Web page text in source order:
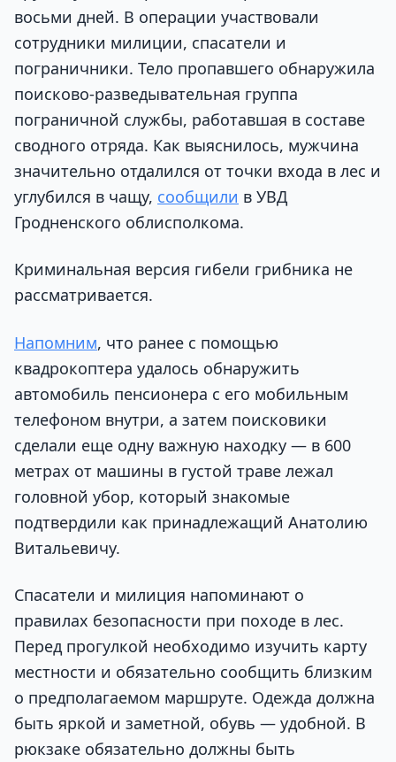
восьми дней. В операции участвовали
сотрудники милиции, спасатели и
пограничники. Тело пропавшего обнаружила
поисково-разведывательная группа
пограничной службы, работавшая в составе
сводного отряда. Как выяснилось, мужчина
значительно отдалился от точки входа в лес и
углубился в чащу, сообщили в УВД
Гродненского облисполкома.
Криминальная версия гибели грибника не
рассматривается.
Напомним, что ранее с помощью
квадрокоптера удалось обнаружить
автомобиль пенсионера с его мобильным
телефоном внутри, а затем поисковики
сделали еще одну важную находку — в 600
метрах от машины в густой траве лежал
головной убор, который знакомые
подтвердили как принадлежащий Анатолию
Витальевичу.
Спасатели и милиция напоминают о
правилах безопасности при походе в лес.
Перед прогулкой необходимо изучить карту
местности и обязательно сообщить близким
о предполагаемом маршруте. Одежда должна
быть яркой и заметной, обувь — удобной. В
рюкзаке обязательно должны быть